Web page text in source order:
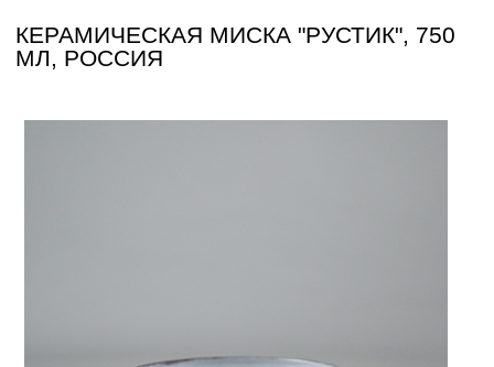
КЕРАМИЧЕСКАЯ МИСКА "РУСТИК", 750
МЛ, РОССИЯ